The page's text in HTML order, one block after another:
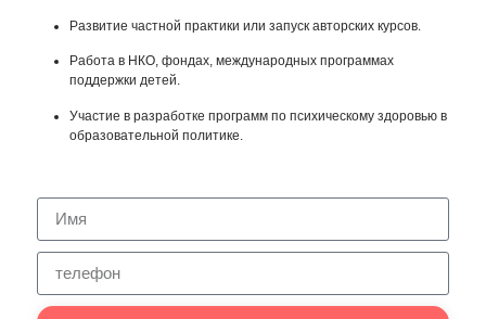
Развитие частной практики или запуск авторских курсов.
Работа в НКО, фондах, международных программах
поддержки детей.
Участие в разработке программ по психическому здоровью в
образовательной политике.